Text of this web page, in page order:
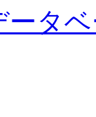
ータ